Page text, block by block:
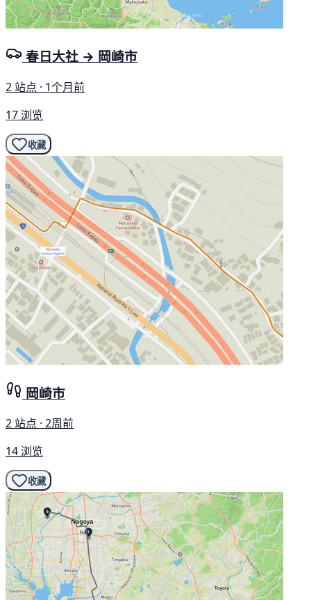
春日大社 → 岡崎市
2 站点 · 1个月前
17 浏览
收藏
岡崎市
2 站点 · 2周前
14 浏览
收藏